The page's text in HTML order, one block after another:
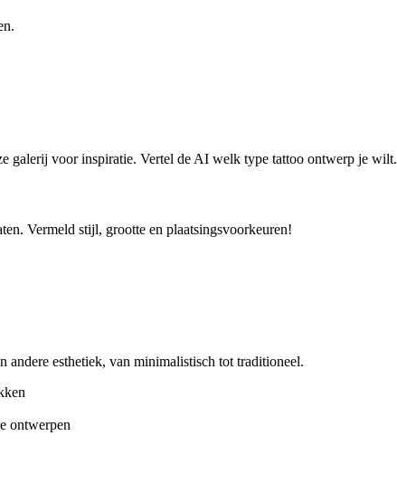
galerij voor inspiratie. Vertel de AI welk type tattoo ontwerp je wilt.
Vermeld stijl, grootte en plaatsingsvoorkeuren!
esthetiek, van minimalistisch tot traditioneel.
ontwerpen